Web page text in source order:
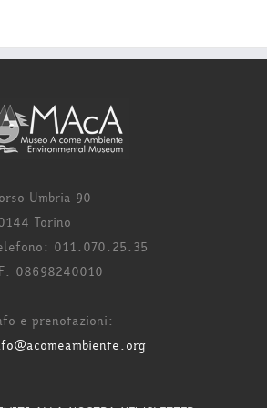
Umbria 90
Torino
011.070.25.35
08698240010
e prenotazioni: